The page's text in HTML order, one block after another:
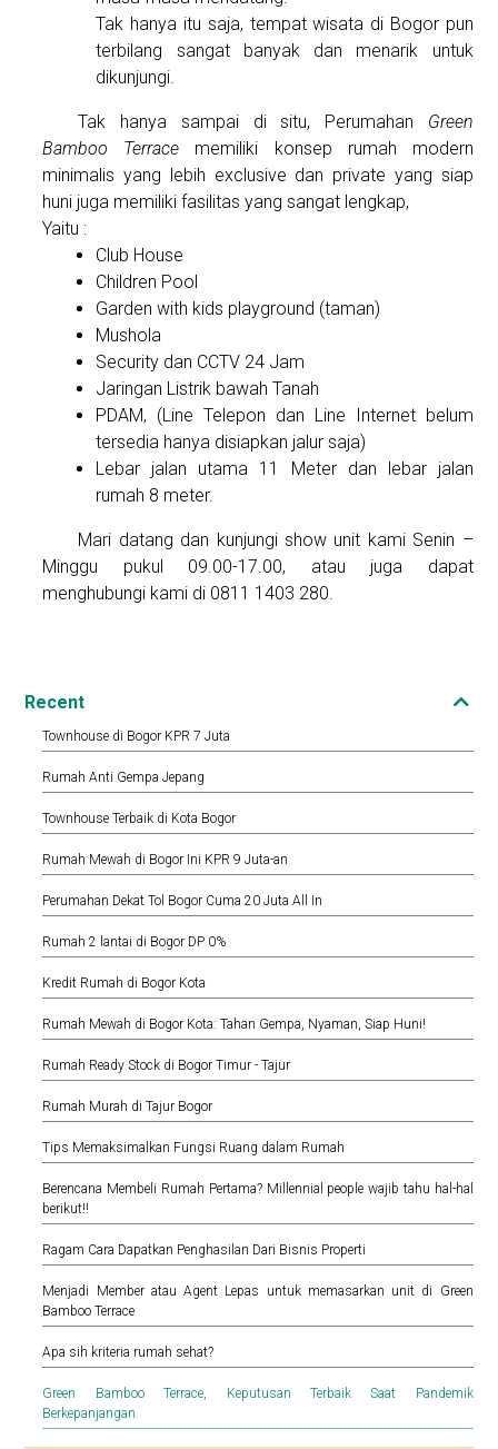
Recent
Townhouse di Bogor KPR 7 Juta
Rumah Anti Gempa Jepang
Townhouse Terbaik di Kota Bogor
Rumah Mewah di Bogor Ini KPR 9 Juta-an
Perumahan Dekat Tol Bogor Cuma 20 Juta All In
Rumah 2 lantai di Bogor DP 0%
Kredit Rumah di Bogor Kota
Rumah Mewah di Bogor Kota: Tahan Gempa, Nyaman, Siap Huni!
Rumah Ready Stock di Bogor Timur - Tajur
Rumah Murah di Tajur Bogor
Tips Memaksimalkan Fungsi Ruang dalam Rumah
Berencana Membeli Rumah Pertama? Millennial people wajib tahu hal-hal
berikut!!
Ragam Cara Dapatkan Penghasilan Dari Bisnis Properti
Menjadi Member atau Agent Lepas untuk memasarkan unit di Green
Bamboo Terrace
Apa sih kriteria rumah sehat?
Green Bamboo Terrace, Keputusan Terbaik Saat Pandemik
Berkepanjangan.
Tak hanya itu saja, tempat wisata di Bogor pun
terbilang sangat banyak dan menarik untuk
dikunjungi.
Tak hanya sampai di situ, Perumahan Green
Bamboo Terrace memiliki konsep rumah modern
minimalis yang lebih exclusive dan private yang siap
huni juga memiliki fasilitas yang sangat lengkap,
Yaitu :
Club House
Children Pool
Garden with kids playground (taman)
Mushola
Security dan CCTV 24 Jam
Jaringan Listrik bawah Tanah
PDAM, (Line Telepon dan Line Internet belum
tersedia hanya disiapkan jalur saja)
Lebar jalan utama 11 Meter dan lebar jalan
rumah 8 meter.
Mari datang dan kunjungi show unit kami Senin –
Minggu pukul 09.00-17.00, atau juga dapat
menghubungi kami di 0811 1403 280.